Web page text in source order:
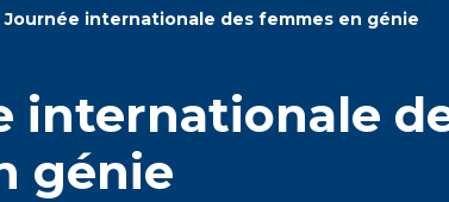
Journée internationale des femmes en génie
internationale
génie